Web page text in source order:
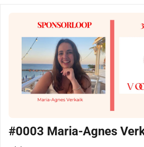
#0003 Maria-Agnes